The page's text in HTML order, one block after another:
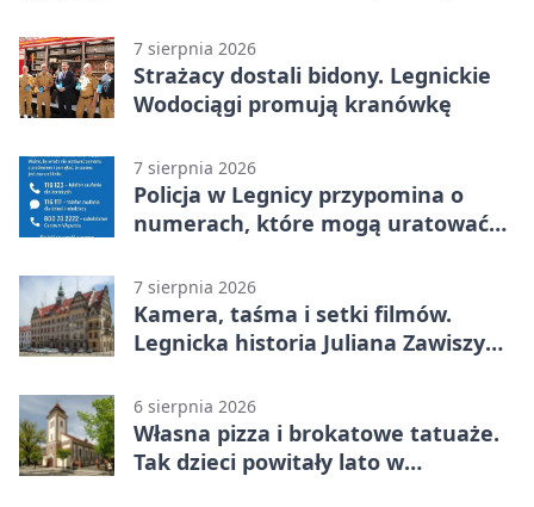
7 sierpnia 2026
Strażacy dostali bidony. Legnickie
Wodociągi promują kranówkę
7 sierpnia 2026
Policja w Legnicy przypomina o
numerach, które mogą uratować
7 sierpnia 2026
Kamera, taśma i setki filmów.
Legnicka historia Juliana Zawiszy
6 sierpnia 2026
Własna pizza i brokatowe tatuaże.
Tak dzieci powitały lato w